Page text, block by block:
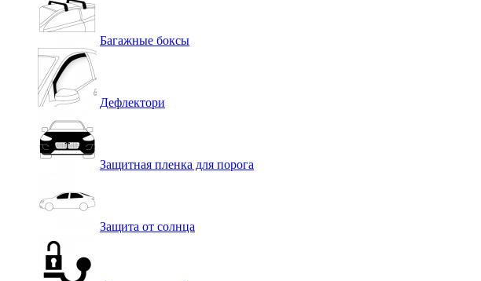
Багажные боксы
Дефлектори
Защитная пленка для порога
Защита от солнца